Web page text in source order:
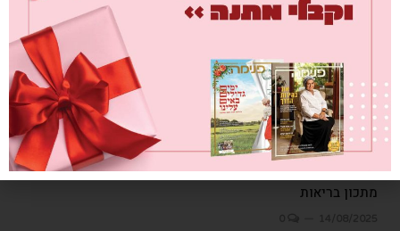
כתבותקשורות
מתכון בריאות